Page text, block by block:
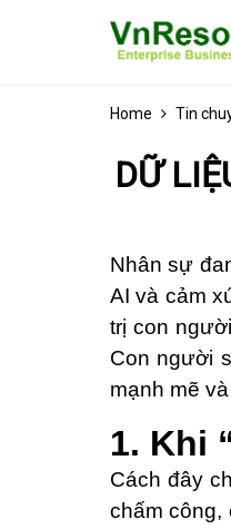
Home Tin
DỮ
Nhân sự
AI và cảm
trị con
Con người
mạnh mẽ
1. Khi
Cách đây
chấm công,